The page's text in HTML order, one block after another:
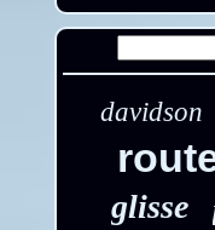
davidson
glisse